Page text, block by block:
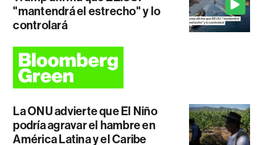
"mantendrá el estrecho" y lo
controlará
La ONU advierte que El Niño
podría agravar el hambre en
América Latina y el Caribe